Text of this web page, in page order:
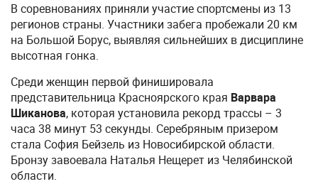
В соревнованиях приняли участие спортсмены из 13
регионов страны. Участники забега пробежали 20 км
на Большой Борус, выявляя сильнейших в дисциплине
высотная гонка.
Среди женщин первой финишировала
представительница Красноярского края Варвара
Шиканова, которая установила рекорд трассы – 3
часа 38 минут 53 секунды. Серебряным призером
стала София Бейзель из Новосибирской области.
Бронзу завоевала Наталья Нещерет из Челябинской
области.